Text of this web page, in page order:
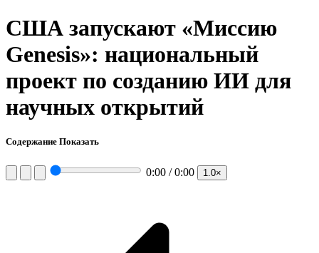
США запускают «Миссию
Genesis»: национальный
проект по созданию ИИ для
научных открытий
Содержание Показать
0:00 / 0:00 1.0×